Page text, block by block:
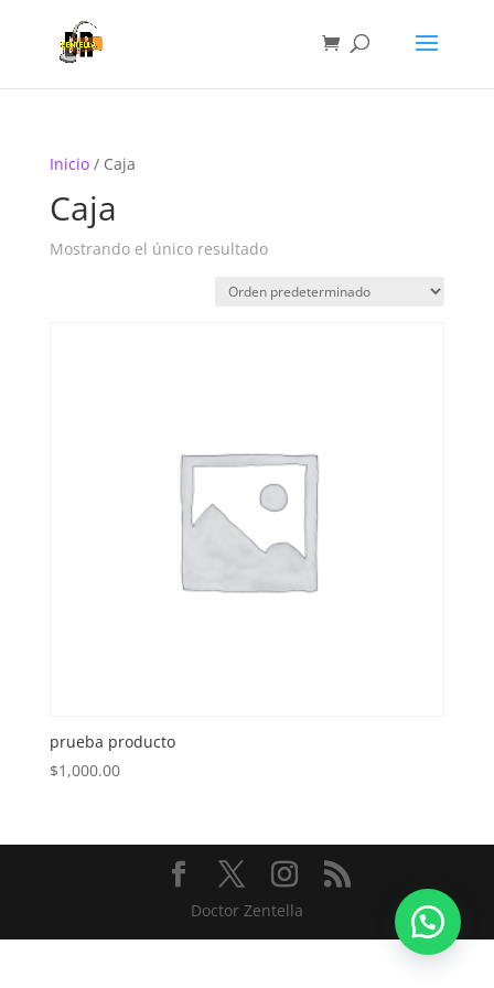
Inicio/ Caja
Caja
Mostrando el único resultado
prueba producto
$1,000.00
Doctor Zentella